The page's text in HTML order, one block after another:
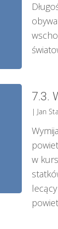
7.3.
| Jan
w